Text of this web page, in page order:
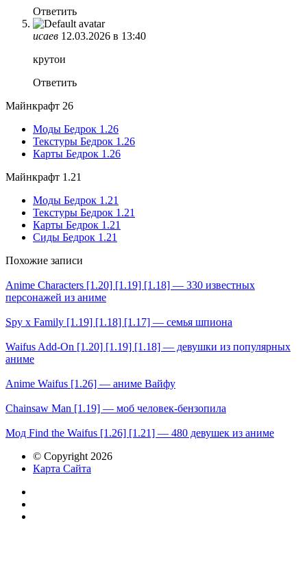
Ответить
исаев 12.03.2026 в 13:40
крутои
Ответить
Майнкрафт 26
Моды Бедрок 1.26
Текстуры Бедрок 1.26
Карты Бедрок 1.26
Майнкрафт 1.21
Моды Бедрок 1.21
Текстуры Бедрок 1.21
Карты Бедрок 1.21
Сиды Бедрок 1.21
Похожие записи
Anime Characters [1.20] [1.19] [1.18] — 330 известных
персонажей из аниме
Spy x Family [1.19] [1.18] [1.17] — семья шпиона
Waifus Add-On [1.20] [1.19] [1.18] — девушки из популярных
аниме
Anime Waifus [1.26] — аниме Вайфу
Chainsaw Man [1.19] — моб человек-бензопила
Мод Find the Waifus [1.26] [1.21] — 480 девушек из аниме
© Copyright 2026
Карта Сайта